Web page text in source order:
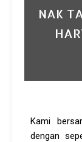
NAK
Kami
dengan